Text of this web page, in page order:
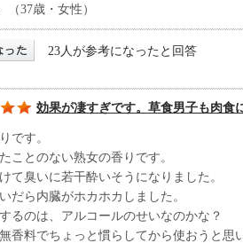
（37歳・女性）
23人が参考になったと回答
効果が凄すぎです。草食男子も肉食
です。
ことのない熟女の香りです。
て臭いに若干酔いそうになりました。
だら内臓がホカホカしました。
るのは、アルコールのせいなのかな？
香料でちょっと慣らしてから使おうと思